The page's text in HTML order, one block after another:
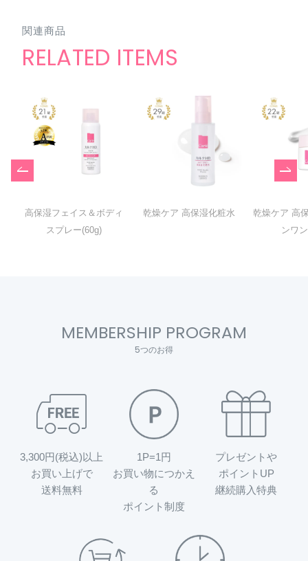
関連商品
RELATED ITEMS
高保湿フェイス＆ボディ
スプレー(60g)
乾燥ケア 高保湿化粧水
乾燥ケア 高
ンワ
MEMBERSHIP PROGRAM
5つのお得
3,300円(税込)以上
お買い上げで
送料無料
1P=1円
お買い物につかえ
る
ポイント制度
プレゼントや
ポイントUP
継続購入特典